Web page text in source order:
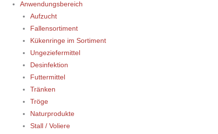
Anwendungsbereich
Aufzucht
Fallensortiment
Kükenringe im Sortiment
Ungeziefermittel
Desinfektion
Futtermittel
Tränken
Tröge
Naturprodukte
Stall / Voliere